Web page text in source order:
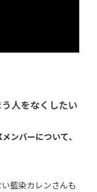
う人をなくしたい
ンバーについて、
藍染カレンさんも